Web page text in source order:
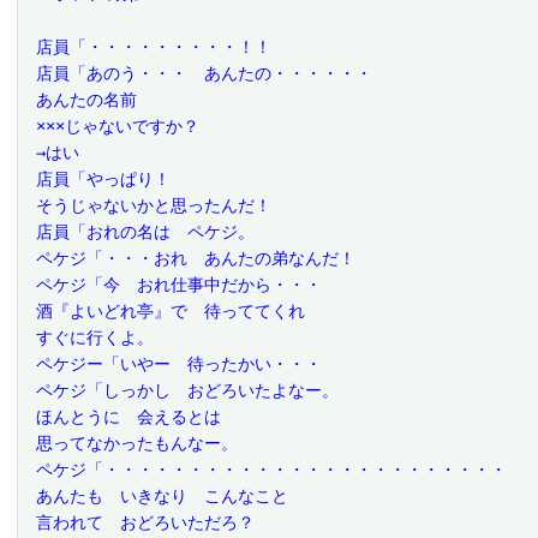
店員「・・・・・・・・・！！
店員「あのう・・・　あんたの・・・・・・
あんたの名前
×××じゃないですか？
→はい
店員「やっぱり！
そうじゃないかと思ったんだ！
店員「おれの名は　ペケジ。
ペケジ「・・・おれ　あんたの弟なんだ！
ペケジ「今　おれ仕事中だから・・・
酒『よいどれ亭』で　待っててくれ
すぐに行くよ。
ペケジー「いやー　待ったかい・・・
ペケジ「しっかし　おどろいたよなー。
ほんとうに　会えるとは
思ってなかったもんなー。
ペケジ「・・・・・・・・・・・・・・・・・・・・・・・・
あんたも　いきなり　こんなこと
言われて　おどろいただろ？